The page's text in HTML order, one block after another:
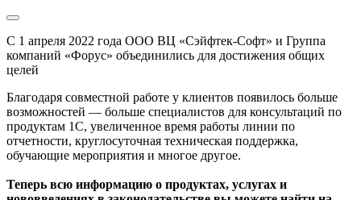
С 1 апреля 2022 года ООО ВЦ «Сэйфтек-Софт» и Группа
компаний «Форус» объединились для достижения общих
целей
Благодаря совместной работе у клиентов появилось больше
возможностей — больше специалистов для консультаций по
продуктам 1С, увеличенное время работы линии по
отчетности, круглосуточная техническая поддержка,
обучающие мероприятия и многое другое.
Теперь всю информацию о продуктах, услугах и